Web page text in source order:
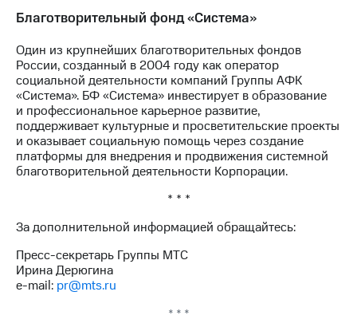
Благотворительный фонд «Система»
Один из крупнейших благотворительных фондов
России, созданный в 2004 году как оператор
социальной деятельности компаний Группы АФК
«Система». БФ «Система» инвестирует в образование
и профессиональное карьерное развитие,
поддерживает культурные и просветительские проекты
и оказывает социальную помощь через создание
платформы для внедрения и продвижения системной
благотворительной деятельности Корпорации.
* * *
За дополнительной информацией обращайтесь:
Пресс-секретарь Группы МТС
Ирина Дерюгина
e-mail: pr@mts.ru
* * *